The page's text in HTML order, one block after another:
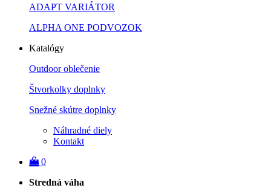
ADAPT VARIÁTOR
ALPHA ONE PODVOZOK
Katalógy
Outdoor oblečenie
Štvorkolky doplnky
Snežné skútre doplnky
Náhradné diely
Kontakt
0
Stredná váha